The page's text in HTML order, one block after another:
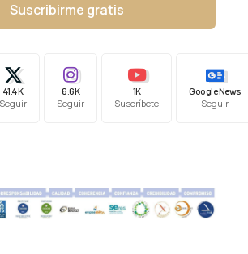
Suscribirme gratis
41.4K
Seguir
6.6K
Seguir
1K
Suscríbete
Google News
Seguir